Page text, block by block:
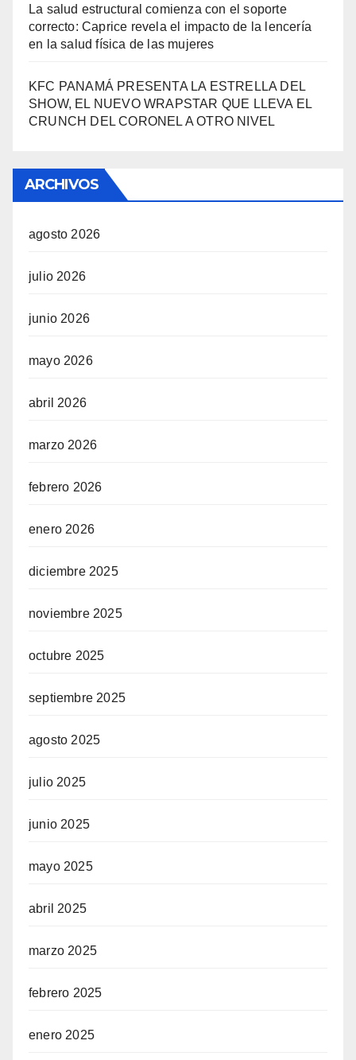
La salud estructural comienza con el soporte
correcto: Caprice revela el impacto de la lencería
en la salud física de las mujeres
KFC PANAMÁ PRESENTA LA ESTRELLA DEL
SHOW, EL NUEVO WRAPSTAR QUE LLEVA EL
CRUNCH DEL CORONEL A OTRO NIVEL
ARCHIVOS
agosto 2026
julio 2026
junio 2026
mayo 2026
abril 2026
marzo 2026
febrero 2026
enero 2026
diciembre 2025
noviembre 2025
octubre 2025
septiembre 2025
agosto 2025
julio 2025
junio 2025
mayo 2025
abril 2025
marzo 2025
febrero 2025
enero 2025